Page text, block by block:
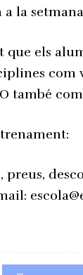
la
els
com
també